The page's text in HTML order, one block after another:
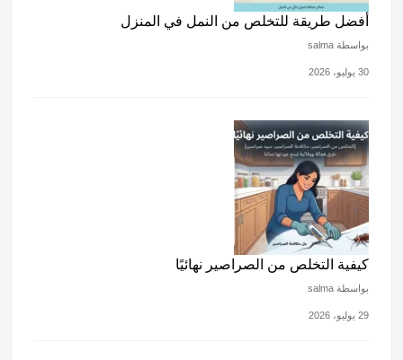
أفضل طريقة للتخلص من النمل في المنزل
بواسطة salma
30 يوليو، 2026
كيفية التخلص من الصراصير نهائيًا
بواسطة salma
29 يوليو، 2026